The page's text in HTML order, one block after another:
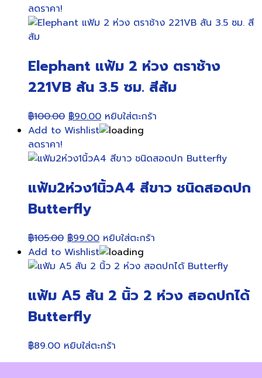
multiple
options
may
be
on
the
page
ลดราคา!
Elephant แฟ้ม 2 ห่วง ตราช้าง
221VB สัน 3.5 ซม. สีส้ม
฿100.00 Original
price
฿100.00.
฿90.00Current
price
฿90.00.
หยิบใส่ตะกร้า
Add to Wishlist
ลดราคา!
แฟ้ม2ห่วง1นิ้วA4 สีขาว ชนิดสอดปก
Butterfly
฿105.00 Original
price
was:
฿99.00Current
price
is:
หยิบใส่ตะกร้า
Add to Wishlist
แฟ้ม A5 สัน 2 นิ้ว 2 ห่วง สอดปกได้
Butterfly
฿89.00 หยิบใส่ตะกร้า